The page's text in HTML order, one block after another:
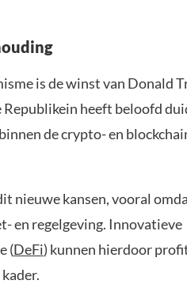
is de winst van Donald
heeft beloofd
de crypto- en
nieuwe kansen, vooral
en regelgeving. Innovatieve
(DeFi) kunnen hierdoor